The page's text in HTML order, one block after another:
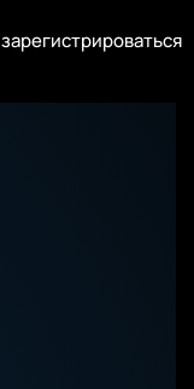
зарегистрироваться